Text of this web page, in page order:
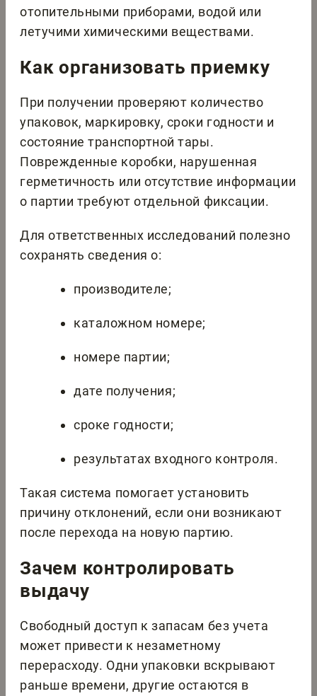
отопительными приборами, водой или
летучими химическими веществами.
Как организовать приемку
При получении проверяют количество
упаковок, маркировку, сроки годности и
состояние транспортной тары.
Поврежденные коробки, нарушенная
герметичность или отсутствие информации
о партии требуют отдельной фиксации.
Для ответственных исследований полезно
сохранять сведения о:
производителе;
каталожном номере;
номере партии;
дате получения;
сроке годности;
результатах входного контроля.
Такая система помогает установить
причину отклонений, если они возникают
после перехода на новую партию.
Зачем контролировать
выдачу
Свободный доступ к запасам без учета
может привести к незаметному
перерасходу. Одни упаковки вскрывают
раньше времени, другие остаются в